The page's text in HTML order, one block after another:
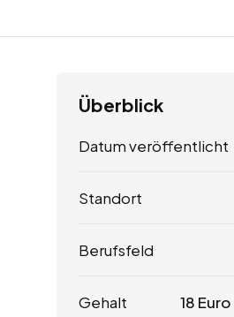
Überblick
Datum veröffentlicht
Standort
Berufsfeld
Gehalt 18 Euro